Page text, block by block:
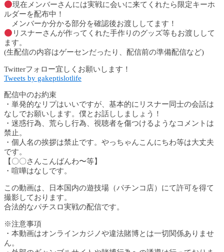
現在メンバーさんには実戦に会いに来てくれたら限定キーホ
ルダーを配布中！
メンバーか分かる部分を確認後お渡ししてます！
リスナーさんが作ってくれた手作りのグッズ等もお渡しして
ます。
(生配信の内容はゲーセンだったり、配信前の準備配信など)
Twitterフォロー宜しくお願いします！
Tweets by gakeptislotlife
配信中のお約束
・単発的なリプはいいですが、基本的にリスナー同士の会話は
なしでお願いします。僕とお話ししましょう！
・迷惑行為、荒らし行為、視聴者を傷つけるようなコメントは
禁止。
・個人名の挨拶は禁止です。やっちゃんこんにちわ等は大丈夫
です。
【〇〇さんこんばんわ〜等】
・喧嘩はなしです。
この動画は、日本国内の遊技場（パチンコ店）にて許可を得て
撮影しております。
合法的なパチスロ実戦の配信です。
※注意事項
・本動画はオンラインカジノや違法賭博とは一切関係ありませ
ん。